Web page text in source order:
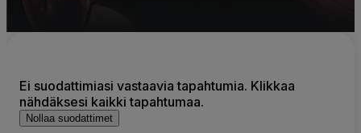
Ei suodattimiasi vastaavia tapahtumia. Klikkaa
nähdäksesi kaikki tapahtumaa.
Nollaa suodattimet